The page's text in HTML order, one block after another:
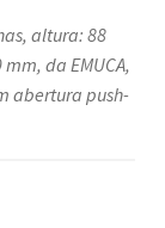
altura: 88
da EMUCA,
abertura push-